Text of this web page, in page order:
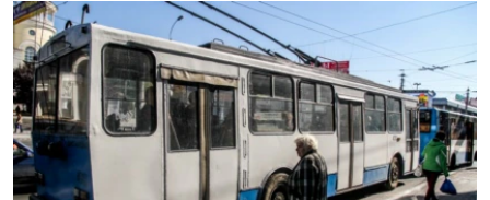
ТЕЛЕПРОЕКТ КРЫМ.РЕАЛИИ
СОВЕТЫ ПРАВОЗАЩИТНИКОВ
ПРОПАВШИЕ БЕЗ ВЕСТИ
ПОБЕДИТЕЛЕЙ НЕ СУДЯТ?
КРЫМ.НЕПОКОРЕННЫЙ
Українською
Qırımtatar
ПРИСОЕДИНЯЙТЕСЬ!